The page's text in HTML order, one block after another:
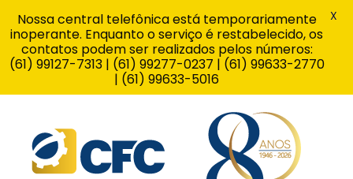
Nossa central telefônica está temporariamente
inoperante. Enquanto o serviço é restabelecido, os
contatos podem ser realizados pelos números:
(61) 99127-7313 | (61) 99277-0237 | (61) 99633-2770
| (61) 99633-5016
X